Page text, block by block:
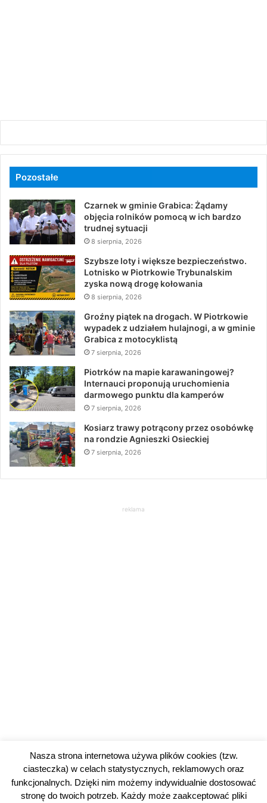
Pozostałe
Czarnek w gminie Grabica: Żądamy
objęcia rolników pomocą w ich bardzo
trudnej sytuacji
8 sierpnia, 2026
Szybsze loty i większe bezpieczeństwo.
Lotnisko w Piotrkowie Trybunalskim
zyska nową drogę kołowania
8 sierpnia, 2026
Groźny piątek na drogach. W Piotrkowie
wypadek z udziałem hulajnogi, a w gminie
Grabica z motocyklistą
7 sierpnia, 2026
Piotrków na mapie karawaningowej?
Internauci proponują uruchomienia
darmowego punktu dla kamperów
7 sierpnia, 2026
Kosiarz trawy potrącony przez osobówkę
na rondzie Agnieszki Osieckiej
7 sierpnia, 2026
reklama
Nasza strona internetowa używa plików cookies (tzw.
ciasteczka) w celach statystycznych, reklamowych oraz
funkcjonalnych. Dzięki nim możemy indywidualnie dostosować
stronę do twoich potrzeb. Każdy może zaakceptować pliki